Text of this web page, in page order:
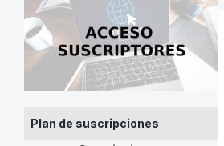
Plan de suscripciones